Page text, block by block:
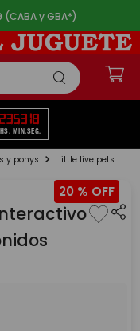
y GBA*)
HS.
53
MIN.
17
SEG.
y ponys little live pets
20 %